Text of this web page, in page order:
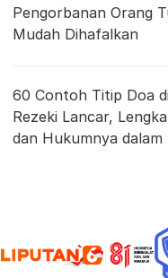
Pengorbanan Orang
Mudah Dihafalkan
60 Contoh Titip Doa
Rezeki Lancar,
dan Hukumnya dalam